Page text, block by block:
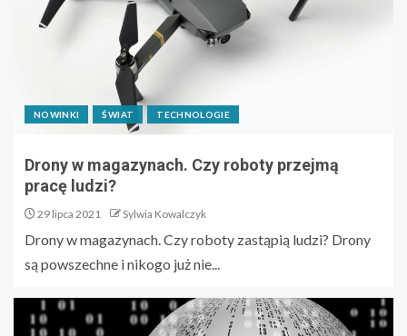
NOWINKI ŚWIAT TECHNOLOGIE
Drony w magazynach. Czy roboty przejmą
pracę ludzi?
29 lipca 2021 Sylwia Kowalczyk
Drony w magazynach. Czy roboty zastąpią ludzi? Drony
są powszechne i nikogo już nie...